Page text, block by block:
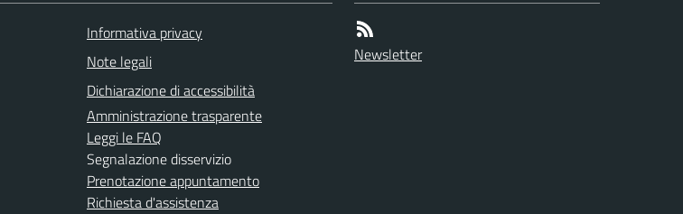
Informativa privacy
Note legali
Dichiarazione di accessibilità
Amministrazione trasparente
Leggi le FAQ
Segnalazione disservizio
Prenotazione appuntamento
Richiesta d'assistenza
Newsletter